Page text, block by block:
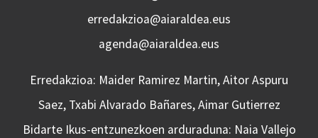
erredakzioa@aiaraldea.eus
agenda@aiaraldea.eus
Erredakzioa: Maider Ramirez Martin, Aitor Aspuru
Saez, Txabi Alvarado Bañares, Aimar Gutierrez
Bidarte Ikus-entzunezkoen arduraduna: Naia Vallejo